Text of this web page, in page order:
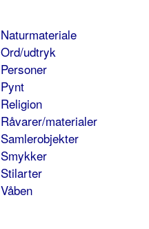
Naturmateriale
Ord/udtryk
Personer
Pynt
Religion
Råvarer/materialer
Samlerobjekter
Smykker
Stilarter
Våben